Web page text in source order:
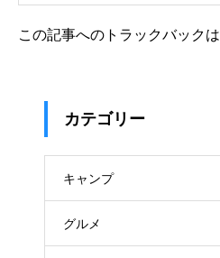
この記事へのトラックバックは
カテゴリー
キャンプ
グルメ